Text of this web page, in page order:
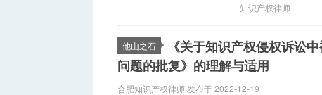
知识产权律师
他山之石
《关于知识产权侵权诉讼
问题的批复》的理解与适用
合肥知识产权律师 发布于 2022-12-19